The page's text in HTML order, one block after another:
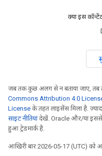
क्या इस
जब तक कुछ अलग से न बताया जाए, तब
Commons Attribution 4.0
License के तहत लाइसेंस मिला है.
साइट नीतियांदेखें. Oracle और/या इससे
हुआ ट्रेडमार्क है.
आखिरी बार 2026-05-17 (UTC) को